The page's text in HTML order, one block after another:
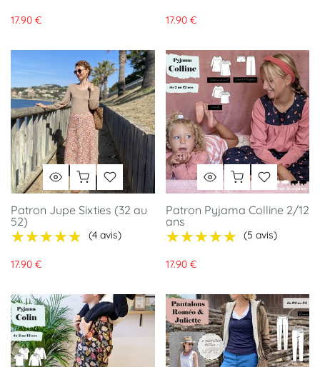
17.90 € 17.90 €
Patron Jupe Sixties (32 au
52)
★★★★★
★★★★★ (4 avis)
17.90 €
Patron Pyjama Colline 2/12
ans
★★★★★
★★★★★ (5 avis)
17.90 €